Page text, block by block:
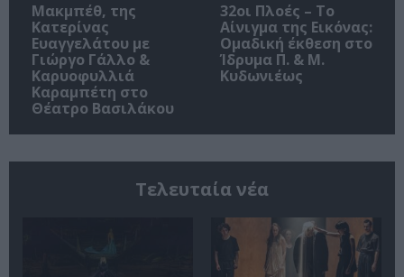
Μακμπέθ, της
Κατερίνας
Ευαγγελάτου με
Γιώργο Γάλλο &
Καρυοφυλλιά
Καραμπέτη στο
Θέατρο Βασιλάκου
32οι Πλοές – Το
Αίνιγμα της Εικόνας:
Ομαδική έκθεση στο
Ίδρυμα Π. & Μ.
Κυδωνιέως
Τελευταία νέα